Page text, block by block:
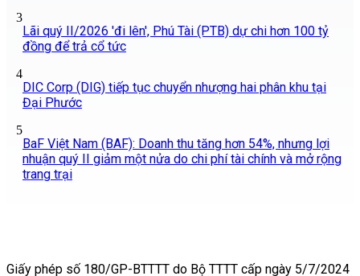
3
Lãi quý II/2026 'đi lên', Phú Tài (PTB) dự chi hơn 100 tỷ
đồng để trả cổ tức
4
DIC Corp (DIG) tiếp tục chuyển nhượng hai phân khu tại
Đại Phước
5
BaF Việt Nam (BAF): Doanh thu tăng hơn 54%, nhưng lợi
nhuận quý II giảm một nửa do chi phí tài chính và mở rộng
trang trại
Giấy phép số 180/GP-BTTTT do Bộ TTTT cấp ngày 5/7/2024